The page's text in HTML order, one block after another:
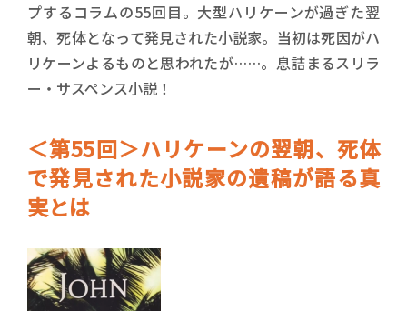
プするコラムの55回目。大型ハリケーンが過ぎた翌
朝、死体となって発見された小説家。当初は死因がハ
リケーンよるものと思われたが……。息詰まるスリラ
ー・サスペンス小説！
＜第55回＞ハリケーンの翌朝、死体
で発見された小説家の遺稿が語る真
実とは